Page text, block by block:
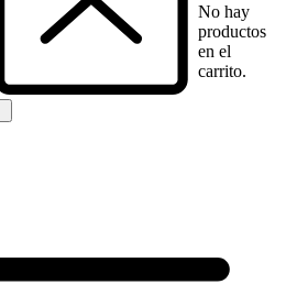
No hay
productos
en el
carrito.